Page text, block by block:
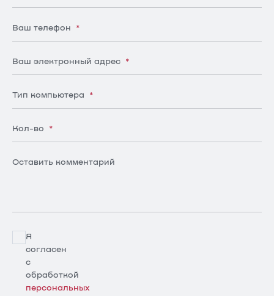
Ваш телефон *
Ваш электронный адрес *
Тип компьютера *
Кол-во *
Оставить комментарий
Я
согласен
с
обработкой
персональных